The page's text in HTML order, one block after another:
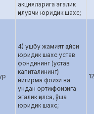
акцияларига эгалик
қилувчи юридик шахс;
4) ушбу жамият қайси
юридик шахс устав
фондининг (устав
капиталининг)
йигирма фоизи ва
ундан ортиқ фоизига
эгалик қилса, ўша
юридик шахс;